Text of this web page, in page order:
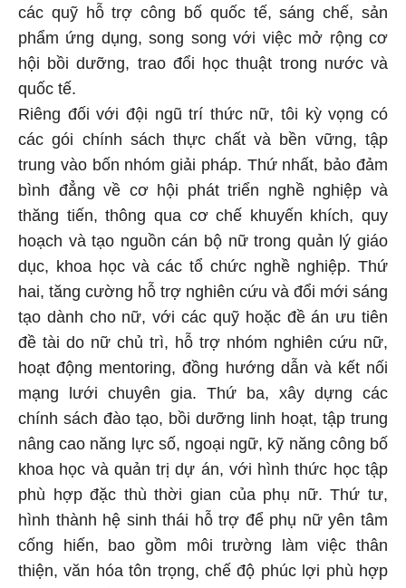
các quỹ hỗ trợ công bố quốc tế, sáng chế, sản
phẩm ứng dụng, song song với việc mở rộng cơ
hội bồi dưỡng, trao đổi học thuật trong nước và
quốc tế.
Riêng đối với đội ngũ trí thức nữ, tôi kỳ vọng có
các gói chính sách thực chất và bền vững, tập
trung vào bốn nhóm giải pháp. Thứ nhất, bảo đảm
bình đẳng về cơ hội phát triển nghề nghiệp và
thăng tiến, thông qua cơ chế khuyến khích, quy
hoạch và tạo nguồn cán bộ nữ trong quản lý giáo
dục, khoa học và các tổ chức nghề nghiệp. Thứ
hai, tăng cường hỗ trợ nghiên cứu và đổi mới sáng
tạo dành cho nữ, với các quỹ hoặc đề án ưu tiên
đề tài do nữ chủ trì, hỗ trợ nhóm nghiên cứu nữ,
hoạt động mentoring, đồng hướng dẫn và kết nối
mạng lưới chuyên gia. Thứ ba, xây dựng các
chính sách đào tạo, bồi dưỡng linh hoạt, tập trung
nâng cao năng lực số, ngoại ngữ, kỹ năng công bố
khoa học và quản trị dự án, với hình thức học tập
phù hợp đặc thù thời gian của phụ nữ. Thứ tư,
hình thành hệ sinh thái hỗ trợ để phụ nữ yên tâm
cống hiến, bao gồm môi trường làm việc thân
thiện, văn hóa tôn trọng, chế độ phúc lợi phù hợp